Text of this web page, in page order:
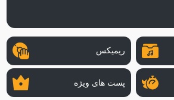
ریمیکس
پست های ویژه